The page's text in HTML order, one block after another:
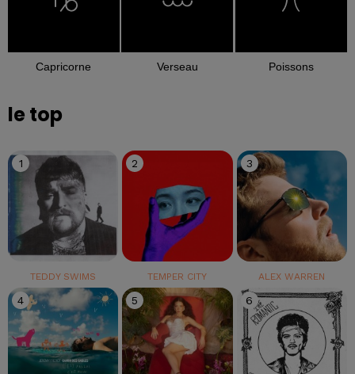
Capricorne Verseau Poissons
le top
1
TEDDY SWIMS
2
TEMPER CITY
3
ALEX WARREN
4 5 6